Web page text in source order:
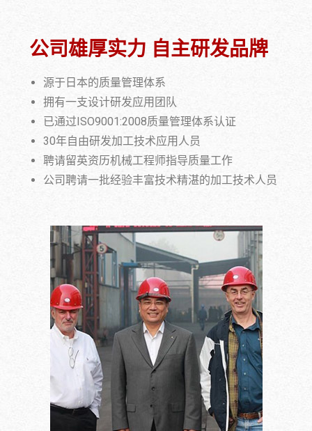
公司雄厚实力 自主研发品牌
源于日本的质量管理体系
拥有一支设计研发应用团队
已通过ISO9001:2008质量管理体系认证
30年自由研发加工技术应用人员
聘请留英资历机械工程师指导质量工作
公司聘请一批经验丰富技术精湛的加工技术人员